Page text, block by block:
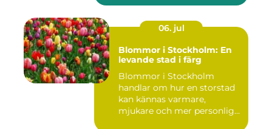
06. jul
Blommor i Stockholm: En
levande stad i färg
Blommor i Stockholm
handlar om hur en storstad
kan kännas varmare,
mjukare och mer personlig